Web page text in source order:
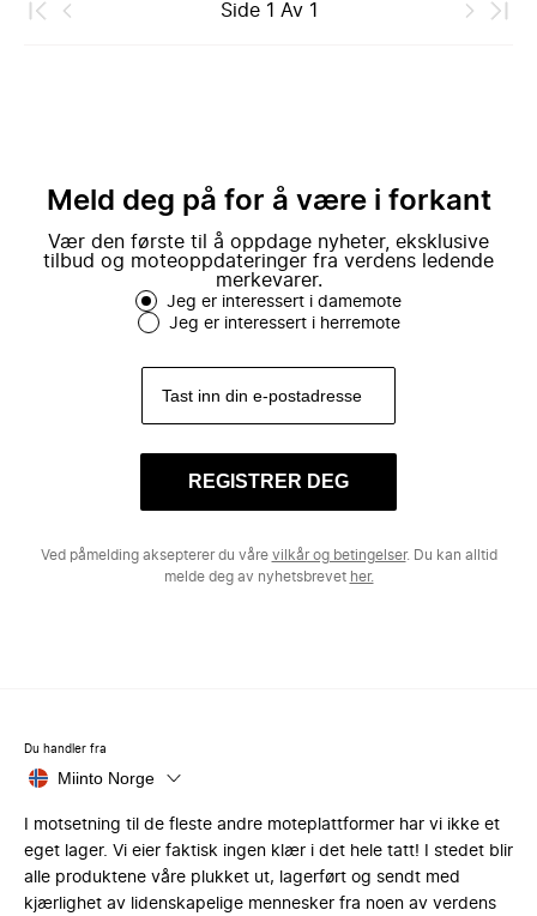
Side 1 Av 1
Meld deg på for å være i forkant
Vær den første til å oppdage nyheter, eksklusive
tilbud og moteoppdateringer fra verdens ledende
merkevarer.
Jeg er interessert i damemote
Jeg er interessert i herremote
REGISTRER DEG
Ved påmelding aksepterer du våre vilkår og betingelser. Du kan alltid
melde deg av nyhetsbrevet her.
Du handler fra
Miinto Norge
I motsetning til de fleste andre moteplattformer har vi ikke et
eget lager. Vi eier faktisk ingen klær i det hele tatt! I stedet blir
alle produktene våre plukket ut, lagerført og sendt med
kjærlighet av lidenskapelige mennesker fra noen av verdens